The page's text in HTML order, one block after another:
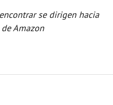
se dirigen hacia
Amazon